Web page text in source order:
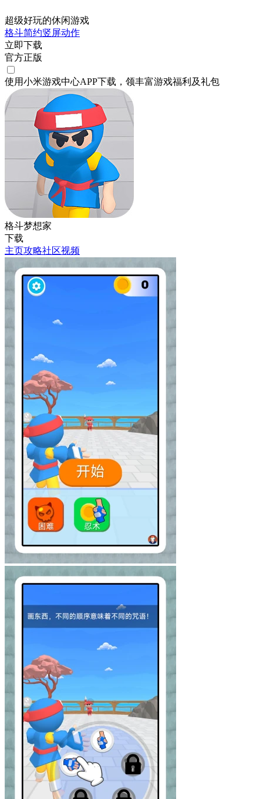
超级好玩的休闲游戏
格斗简约竖屏动作
立即下载
官方正版
使用小米游戏中心APP下载 ，领丰富游戏福利 及礼包
格斗梦想家
下载
主页攻略社区视频